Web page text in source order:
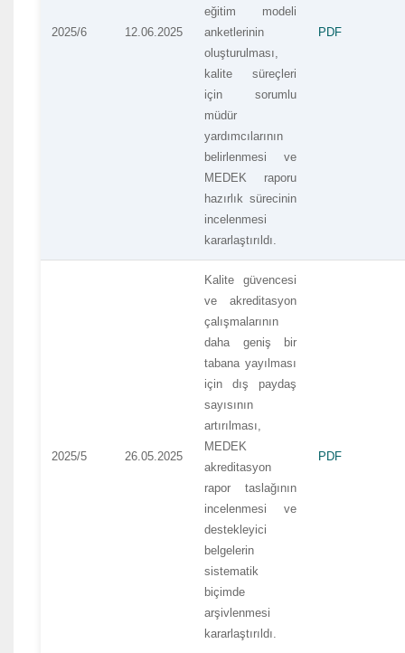
2025/6 12.06.2025
eğitim modeli
anketlerinin
oluşturulması,
kalite süreçleri
için sorumlu
müdür
yardımcılarının
belirlenmesi ve
MEDEK raporu
hazırlık sürecinin
incelenmesi
kararlaştırıldı.
PDF
2025/5 26.05.2025
Kalite güvencesi
ve akreditasyon
çalışmalarının
daha geniş bir
tabana yayılması
için dış paydaş
sayısının
artırılması,
MEDEK
akreditasyon
rapor taslağının
incelenmesi ve
destekleyici
belgelerin
sistematik
biçimde
arşivlenmesi
kararlaştırıldı.
PDF